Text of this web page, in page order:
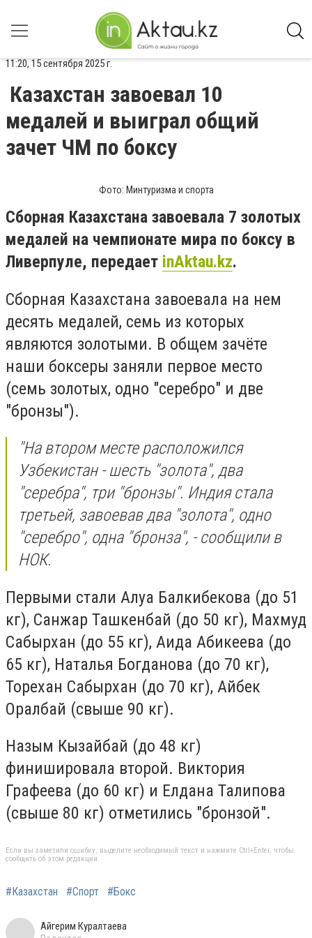
11:20, 15 сентября 2025 г.
Казахстан завоевал 10
медалей и выиграл общий
зачет ЧМ по боксу
Фото: Минтуризма и спорта
Сборная Казахстана завоевала 7 золотых
медалей на чемпионате мира по боксу в
Ливерпуле, передает inAktau.kz.
Сборная Казахстана завоевала на нем
десять медалей, семь из которых
являются золотыми. В общем зачёте
наши боксеры заняли первое место
(семь золотых, одно "серебро" и две
"бронзы").
"На втором месте расположился
Узбекистан - шесть "золота", два
"серебра", три "бронзы". Индия стала
третьей, завоевав два "золота", одно
"серебро", одна "бронза", - сообщили в
НОК.
Первыми стали Алуа Балкибекова (до 51
кг), Санжар Ташкенбай (до 50 кг), Махмуд
Сабырхан (до 55 кг), Аида Абикеева (до
65 кг), Наталья Богданова (до 70 кг),
Торехан Сабырхан (до 70 кг), Айбек
Оралбай (свыше 90 кг).
Назым Кызайбай (до 48 кг)
финишировала второй. Виктория
Графеева (до 60 кг) и Елдана Талипова
(свыше 80 кг) отметились "бронзой".
Если вы заметили ошибку, выделите необходимый текст и нажмите Ctrl+Enter, чтобы
сообщить об этом редакции
#Казахстан #Спорт #Бокс
Айгерим Куралтаева